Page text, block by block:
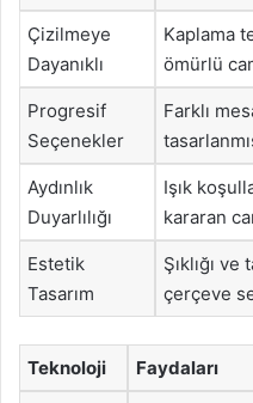
Çizilmeye
Dayanıklı
Kaplama
ömürlü
Progresif
Seçenekler
Farklı
Aydınlık
Duyarlılığı
Işık
kararan
Estetik
Tasarım
Şıklığı
çerçeve
Teknoloji Faydaları